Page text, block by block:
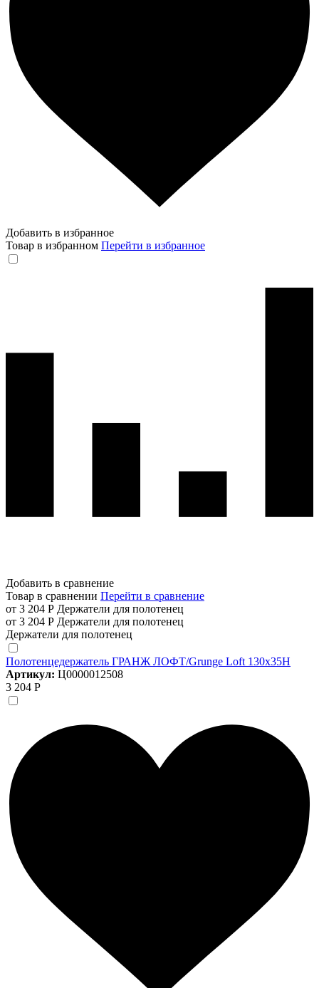
Добавить в избранное
Товар в избранном Перейти в избранное
Добавить в сравнение
Товар в сравнении Перейти в сравнение
от 3 204 Р Держатели для полотенец
от 3 204 Р Держатели для полотенец
Держатели для полотенец
Полотенцедержатель ГРАНЖ ЛОФТ/Grunge Loft 130х35Н
Артикул: Ц0000012508
3 204 Р